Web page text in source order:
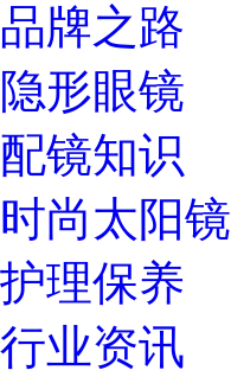
品牌之路
隐形眼镜
配镜知识
时尚太阳镜
护理保养
行业资讯